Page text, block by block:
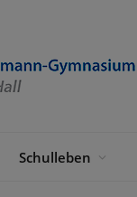
Schulleben